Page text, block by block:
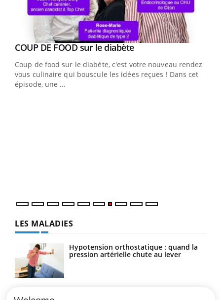
Youtube
COUP DE FOOD sur le diabèteYoutube
Coup de food sur le diabète, c'est votre nouveau rendez-
vous culinaire qui bouscule les idées reçues ! Dans cet
épisode, une ...
LES MALADIES
Hypotension orthostatique : quand la
pression artérielle chute au lever